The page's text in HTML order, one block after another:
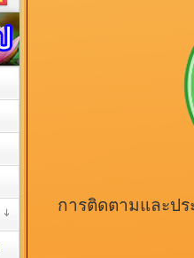
การติดตามและปร